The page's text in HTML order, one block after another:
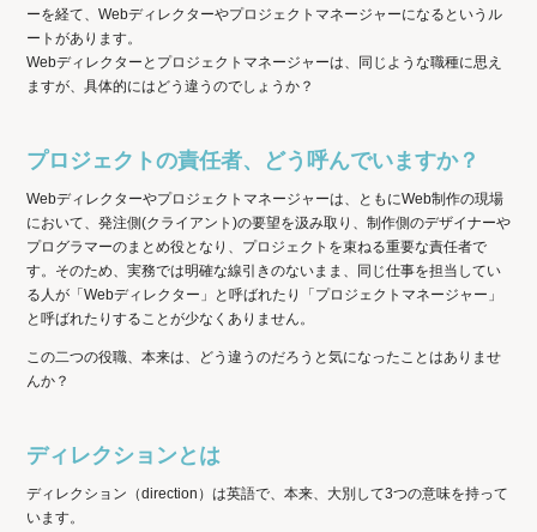
ーを経て、Webディレクターやプロジェクトマネージャーになるというル
ートがあります。
Webディレクターとプロジェクトマネージャーは、同じような職種に思え
ますが、具体的にはどう違うのでしょうか？
プロジェクトの責任者、どう呼んでいますか？
Webディレクターやプロジェクトマネージャーは、ともにWeb制作の現場
において、発注側(クライアント)の要望を汲み取り、制作側のデザイナーや
プログラマーのまとめ役となり、プロジェクトを束ねる重要な責任者で
す。そのため、実務では明確な線引きのないまま、同じ仕事を担当してい
る人が「Webディレクター」と呼ばれたり「プロジェクトマネージャー」
と呼ばれたりすることが少なくありません。
この二つの役職、本来は、どう違うのだろうと気になったことはありませ
んか？
ディレクションとは
ディレクション（direction）は英語で、本来、大別して3つの意味を持って
います。